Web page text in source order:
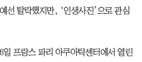
선 탈락했지만, ‘인생사진’으로 관심
일 프랑스 파리 아쿠아틱센터에서 열린